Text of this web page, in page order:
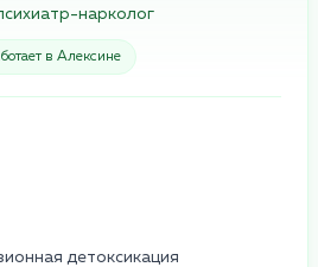
нарколог
в Алексине
детоксикация